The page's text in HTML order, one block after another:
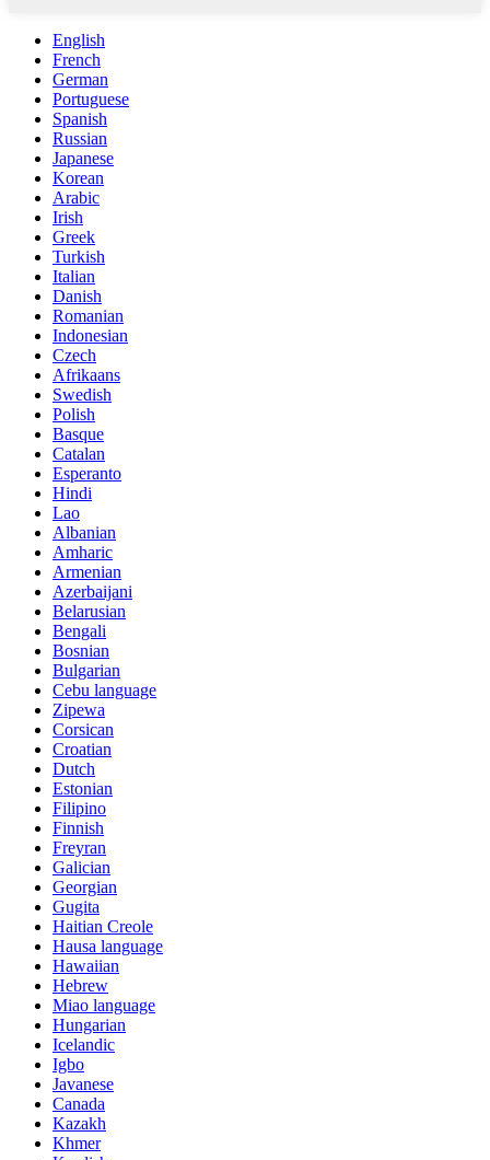
English
French
German
Portuguese
Spanish
Russian
Japanese
Korean
Arabic
Irish
Greek
Turkish
Italian
Danish
Romanian
Indonesian
Czech
Afrikaans
Swedish
Polish
Basque
Catalan
Esperanto
Hindi
Lao
Albanian
Amharic
Armenian
Azerbaijani
Belarusian
Bengali
Bosnian
Bulgarian
Cebu language
Zipewa
Corsican
Croatian
Dutch
Estonian
Filipino
Finnish
Freyran
Galician
Georgian
Gugita
Haitian Creole
Hausa language
Hawaiian
Hebrew
Miao language
Hungarian
Icelandic
Igbo
Javanese
Canada
Kazakh
Khmer